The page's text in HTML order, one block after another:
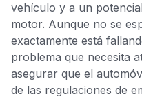
vehículo y a un
motor. Aunque no se
exactamente está
problema que necesita
asegurar que el
de las regulaciones de